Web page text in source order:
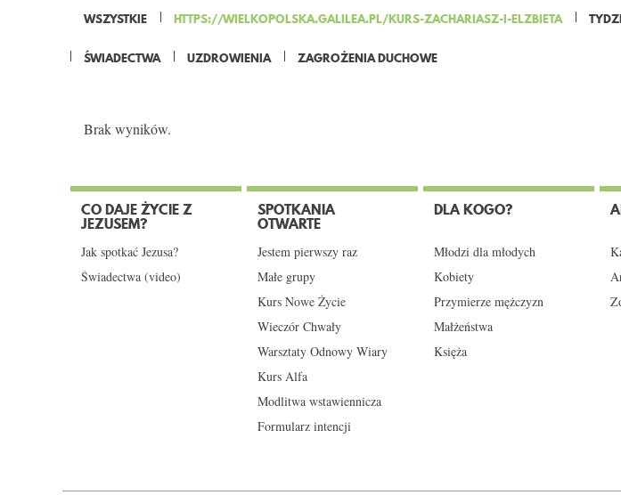
WSZYSTKIE HTTPS://WIELKOPOLSKA.GALILEA.PL/KURS-ZACHARIASZ-I-ELZBIETA
ŚWIADECTWA UZDROWIENIA ZAGROŻENIA DUCHOWE
Brak wyników.
CO DAJE ŻYCIE Z
JEZUSEM?
Jak spotkać Jezusa?
Świadectwa (video)
SPOTKANIA
OTWARTE
Jestem pierwszy raz
Małe grupy
Kurs Nowe Życie
Wieczór Chwały
Warsztaty Odnowy Wiary
Kurs Alfa
Modlitwa wstawiennicza
Formularz intencji
DLA KOGO?
Młodzi dla młodych
Kobiety
Przymierze mężczyzn
Małżeństwa
Księża